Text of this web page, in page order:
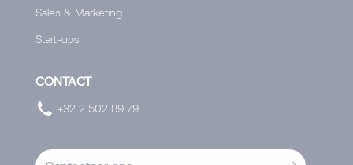
Sales & Marketing
Start-ups
CONTACT
+32 2 502 89 79